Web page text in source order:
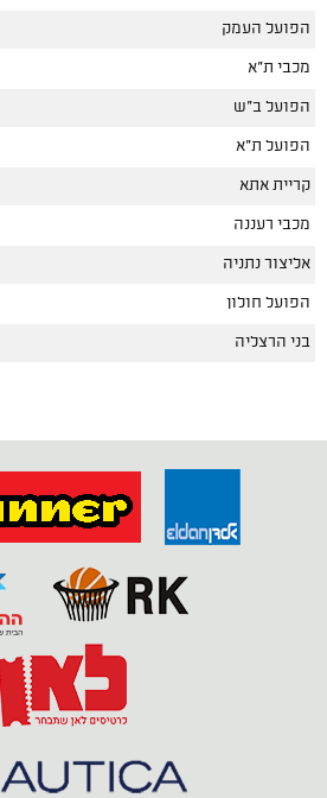
הפועל העמק
מכבי ת"א
הפועל ב"ש
הפועל ת"א
קריית אתא
מכבי רעננה
אליצור נתניה
הפועל חולון
בני הרצליה